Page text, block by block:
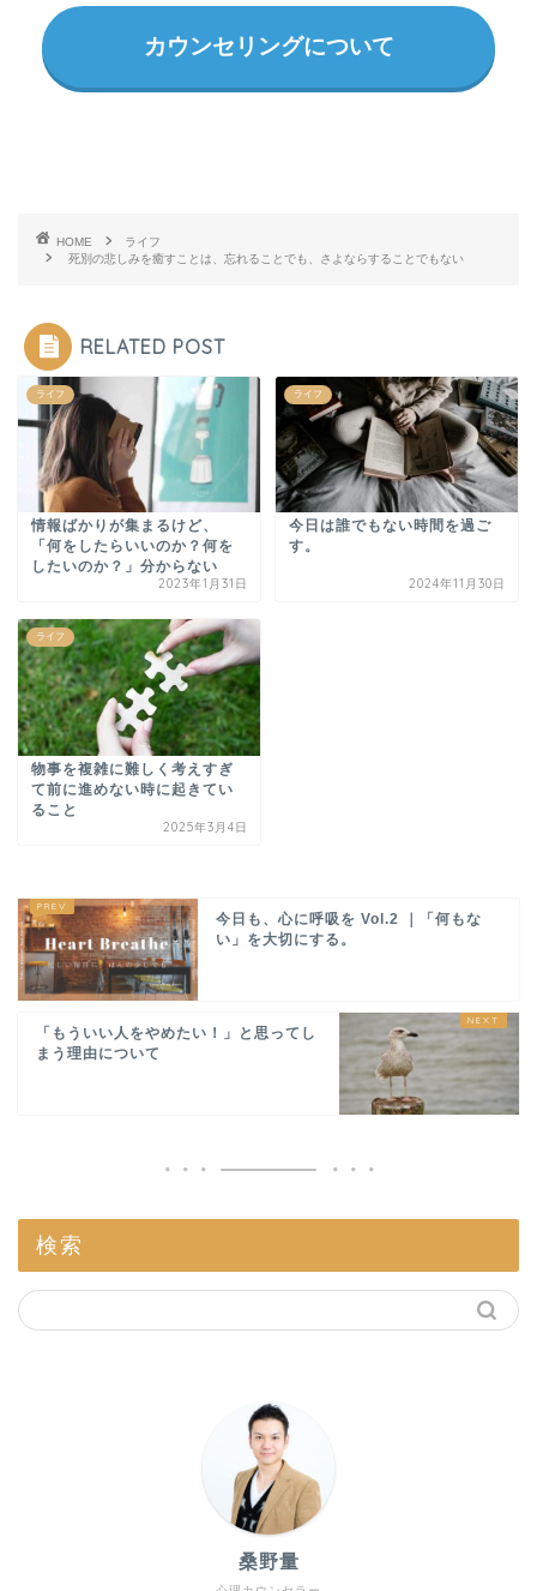
カウンセリングについて
HOME
ライフ
死別の悲しみを癒すことは、忘れることでも、さよならすることでもない
RELATED POST
ライフ
情報ばかりが集まるけど、
「何をしたらいいのか？何を
したいのか？」分からない
2023年1月31日
ライフ
今日は誰でもない時間を過ご
す。
2024年11月30日
ライフ
物事を複雑に難しく考えすぎ
て前に進めない時に起きてい
ること
2025年3月4日
今日も、心に呼吸を Vol.2 ｜「何もな
い」を大切にする。
「もういい人をやめたい！」と思ってし
まう理由について
検索
桑野量